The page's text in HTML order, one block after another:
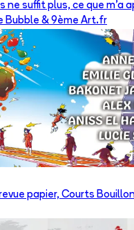
suffit plus, ce que m’a
Bubble & 9ème Art.fr
papier, Courts